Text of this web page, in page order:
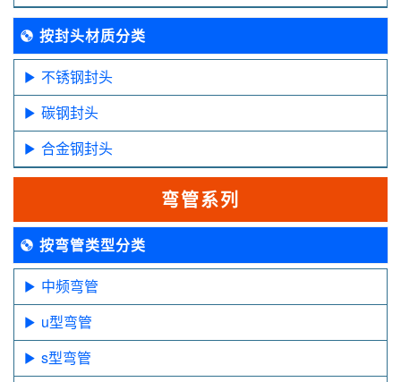
按封头材质分类
不锈钢封头
碳钢封头
合金钢封头
弯管系列
按弯管类型分类
中频弯管
u型弯管
s型弯管